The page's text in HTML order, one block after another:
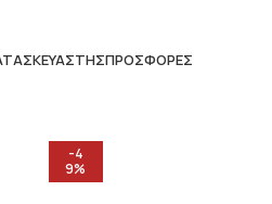
ΠΡΟΣΦΟΡΈΣ
-4
9%